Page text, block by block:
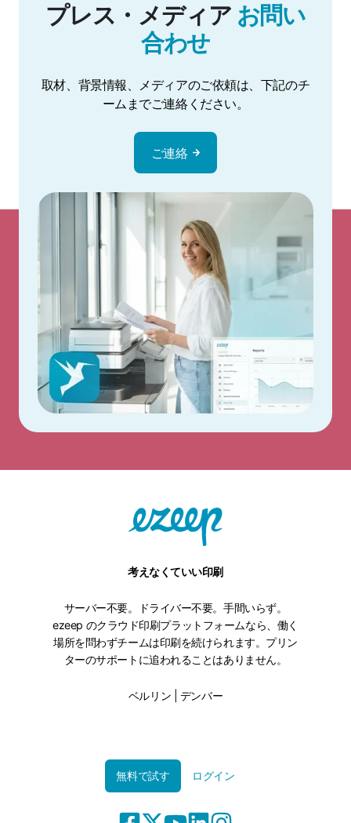
プレス・メディア お問い
合わせ
取材、背景情報、メディアのご依頼は、下記のチ
ームまでご連絡ください。
ご連絡
考えなくていい印刷
サーバー不要。ドライバー不要。手間いらず。
ezeep のクラウド印刷プラットフォームなら、働く
場所を問わずチームは印刷を続けられます。プリン
ターのサポートに追われることはありません。
ベルリン | デンバー
無料で試す ログイン